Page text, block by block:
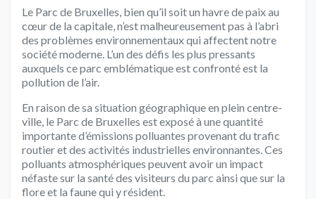
Le Parc de Bruxelles, bien qu’il soit un havre de paix au
cœur de la capitale, n’est malheureusement pas à l’abri
des problèmes environnementaux qui affectent notre
société moderne. L’un des défis les plus pressants
auxquels ce parc emblématique est confronté est la
pollution de l’air.
En raison de sa situation géographique en plein centre-
ville, le Parc de Bruxelles est exposé à une quantité
importante d’émissions polluantes provenant du trafic
routier et des activités industrielles environnantes. Ces
polluants atmosphériques peuvent avoir un impact
néfaste sur la santé des visiteurs du parc ainsi que sur la
flore et la faune qui y résident.